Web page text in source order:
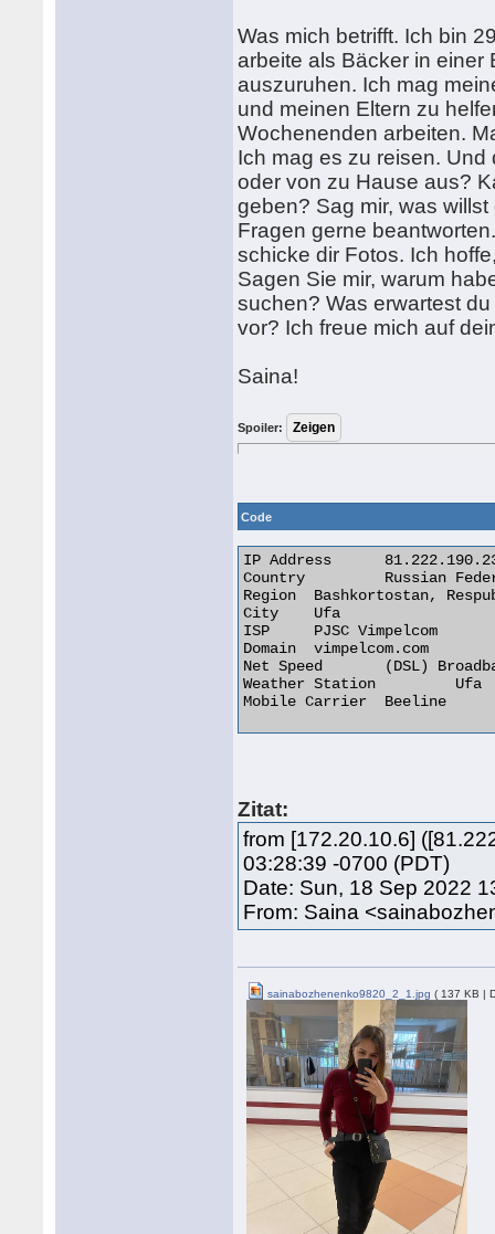
Was mich betrifft. Ich bin
arbeite als Bäcker in einer
auszuruhen. Ich mag
und meinen Eltern zu
Wochenenden arbeiten.
Ich mag es zu reisen.
oder von zu Hause aus?
geben? Sag mir, was
Fragen gerne
schicke dir Fotos. Ich
Sagen Sie mir, warum
suchen? Was erwartest
vor? Ich freue mich auf
Saina!
Spoiler:
Code
IP Address 	81.222.190.236
Country 	Russian Federation [RU]
Region 	Bashkortostan, Respublika
City 	Ufa
ISP 	PJSC Vimpelcom
Domain 	vimpelcom.com
Net Speed 	(DSL) Broadband/Cable/Fiber/Mobile
Weather Station 	Ufa
Mobile Carrier 	Beeline
Zitat:
from [172.20.10.6]
03:28:39 -0700 (PDT)
Date: Sun, 18 Sep 2022
From: Saina
sainabozhenenko9820_2_1.jpg ( 137 KB |